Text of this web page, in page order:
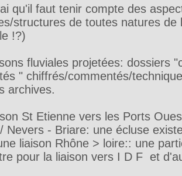
qu'il faut tenir compte des
structures de toutes natures de
!?)
fluviales projetées: dossiers
" chiffrés/commentés/
archives.
St Etienne vers les Ports
Nevers - Briare: une écluse
liaison Rhône > loire:: une
pour la liaison vers I D F et